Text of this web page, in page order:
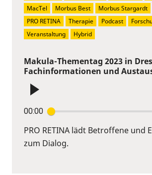
Makula-Thementag 2023 in
Fachinformationen und
00:00
PRO RETINA lädt Betroffene und
zum Dialog.
MacTel
Morbus Best Morbus Stargardt
PRO RETINA
Therapie Podcast
Veranstaltung
Hybrid